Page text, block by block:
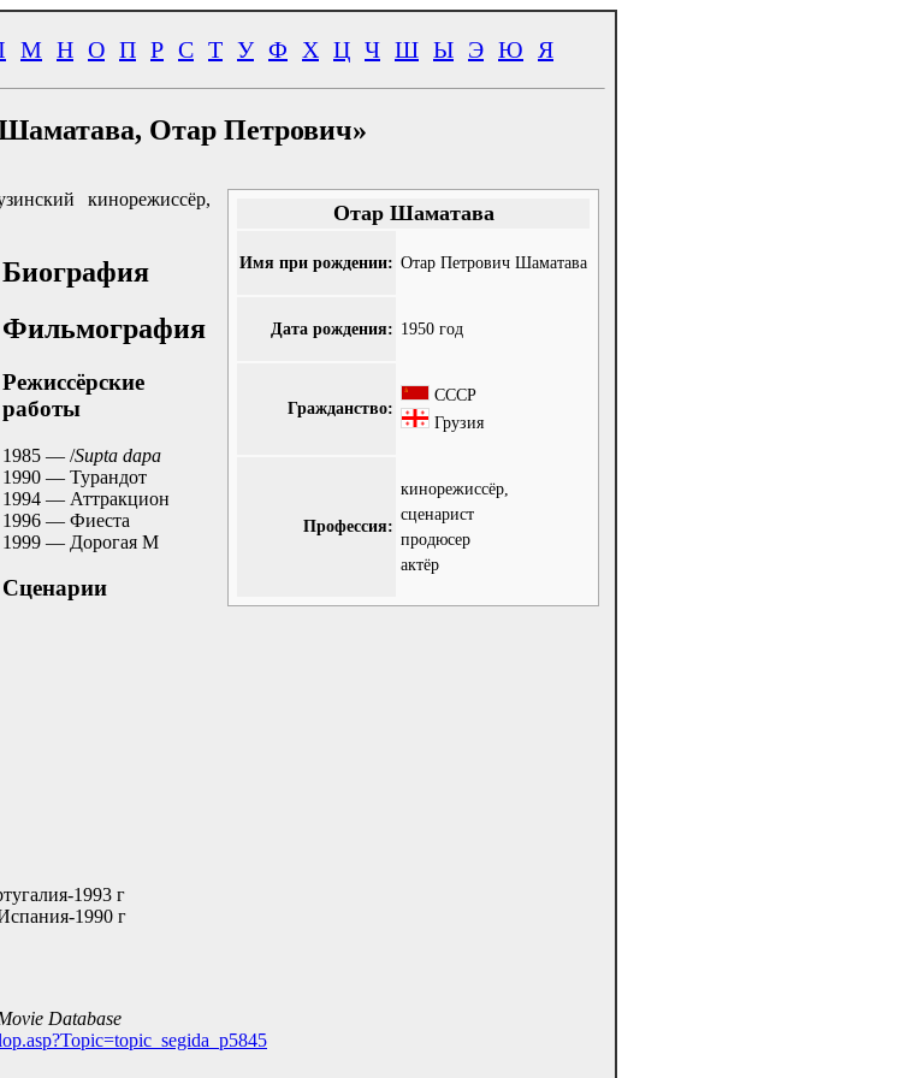
М Н О П Р С Т У Ф Х Ц Ч Ш Ы Э Ю Я
Отар Петрович»
Отар Шаматава
Имя при рождении: Отар Петрович Шаматава
Дата рождения: 1950 год
Гражданство:
СССР
Грузия
Профессия:
кинорежиссёр,
сценарист
продюсер
актёр
кинорежиссёр,
Биография
Фильмография
Режиссёрские
работы
1985 — /Supta dapa
1990 — Турандот
1994 — Аттракцион
1996 — Фиеста
1999 — Дорогая М
Сценарии
1993 г
1990 г
Database